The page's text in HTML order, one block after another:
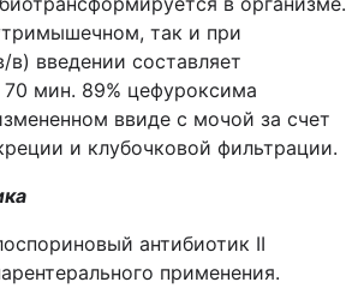
так и при
в) введении составляет
70 мин. 89% цефуроксима
ввиде с мочой за счет
и клубочковой фильтрации.
антибиотик II
применения.